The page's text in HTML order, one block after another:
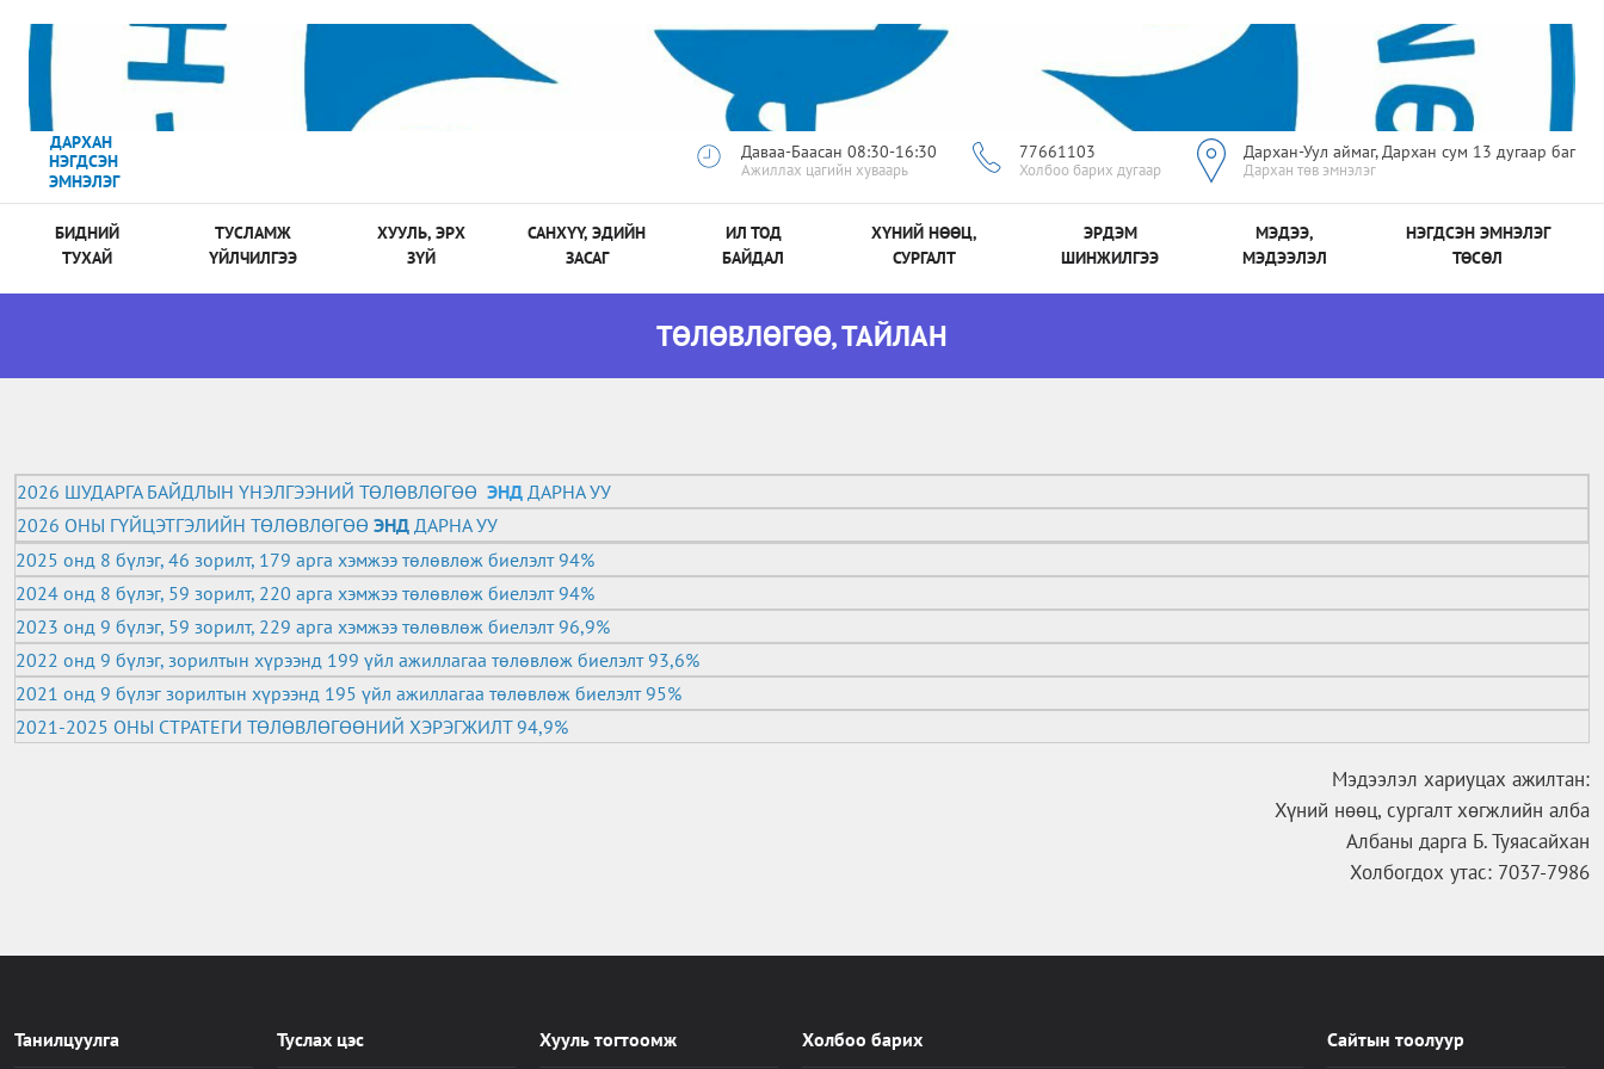
ДАРХАН
НЭГДСЭН
ЭМНЭЛЭГ
Даваа-Баасан 08:30-16:30
Ажиллах цагийн хуваарь
77661103
Холбоо барих дугаар
Дархан-Уул аймаг, Дархан сум 13 дугаар баг
Дархан төв эмнэлэг
БИДНИЙ
ТУХАЙ
ТУСЛАМЖ
ҮЙЛЧИЛГЭЭ
ХУУЛЬ, ЭРХ
ЗҮЙ
САНХҮҮ, ЭДИЙН
ЗАСАГ
ИЛ ТОД
БАЙДАЛ
ХҮНИЙ НӨӨЦ,
СУРГАЛТ
ЭРДЭМ
ШИНЖИЛГЭЭ
МЭДЭЭ,
МЭДЭЭЛЭЛ
НЭГДСЭН ЭМНЭЛЭГ
ТӨСӨЛ
ТӨЛӨВЛӨГӨӨ, ТАЙЛАН
2026 ШУДАРГА БАЙДЛЫН ҮНЭЛГЭЭНИЙ ТӨЛӨВЛӨГӨӨ ЭНД ДАРНА УУ
2026 ОНЫ ГҮЙЦЭТГЭЛИЙН ТӨЛӨВЛӨГӨӨ ЭНД ДАРНА УУ
2025 онд 8 бүлэг, 46 зорилт, 179 арга хэмжээ төлөвлөж биелэлт 94%
2024 онд 8 бүлэг, 59 зорилт, 220 арга хэмжээ төлөвлөж биелэлт 94%
2023 онд 9 бүлэг, 59 зорилт, 229 арга хэмжээ төлөвлөж биелэлт 96,9%
2022 онд 9 бүлэг, зорилтын хүрээнд 199 үйл ажиллагаа төлөвлөж биелэлт 93,6%
2021 онд 9 бүлэг зорилтын хүрээнд 195 үйл ажиллагаа төлөвлөж биелэлт 95%
2021-2025 ОНЫ СТРАТЕГИ ТӨЛӨВЛӨГӨӨНИЙ ХЭРЭГЖИЛТ 94,9%
Мэдээлэл хариуцах ажилтан:
Хүний нөөц, сургалт хөгжлийн алба
Албаны дарга Б. Туяасайхан
Холбогдох утас: 7037-7986
Танилцуулга Туслах цэс Хууль тогтоомж Холбоо барих Сайтын тоолуур